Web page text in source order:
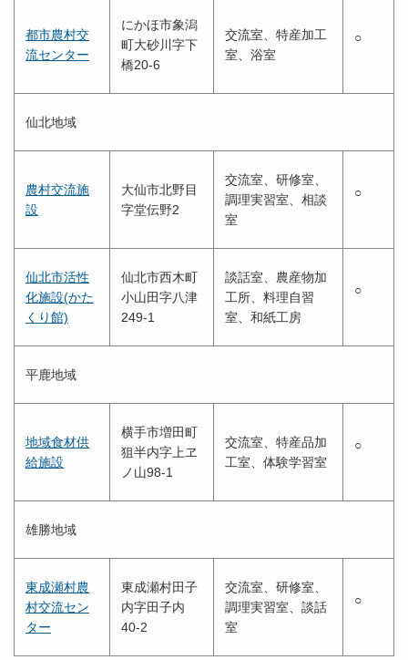
都市農村交
流センター
にかほ市象潟
町大砂川字下
橋20-6
交流室、特産加工
室、浴室
○
仙北地域
農村交流施
設
大仙市北野目
字堂伝野2
交流室、研修室、
調理実習室、相談
室
○
仙北市活性
化施設(かた
くり館)
仙北市西木町
小山田字八津
249-1
談話室、農産物加
工所、料理自習
室、和紙工房
○
平鹿地域
地域食材供
給施設
横手市増田町
狙半内字上ヱ
ノ山98-1
交流室、特産品加
工室、体験学習室
○
雄勝地域
東成瀬村農
村交流セン
ター
東成瀬村田子
内字田子内
40-2
交流室、研修室、
調理実習室、談話
室
○